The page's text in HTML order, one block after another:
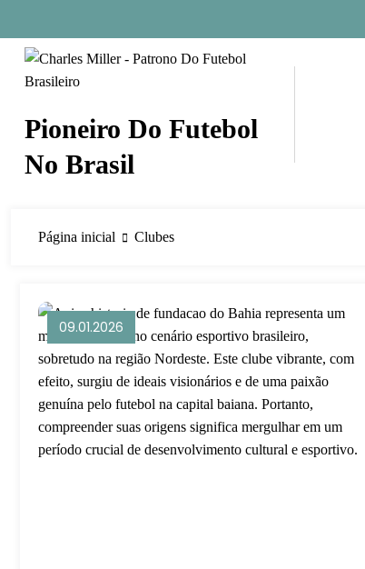
conteúdo
Pioneiro Do Futebol
No Brasil
Página inicial Clubes
09.01.2026